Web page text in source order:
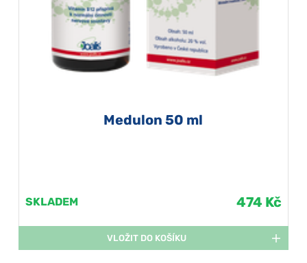
Medulon 50 ml
SKLADEM 474 Kč
VLOŽIT DO KOŠÍKU